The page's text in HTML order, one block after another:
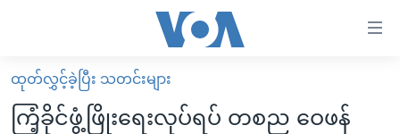
လွယ်ကူ
စေ
မူလစာမျက်နှာ
မြန်မာ
ထုတ်လွှင့်ခဲ့ပြီး သတင်းများ
ကြံ့ခိုင်ဖွံ့ဖြိုးရေးလုပ်ရပ် တစည ဝေဖန်